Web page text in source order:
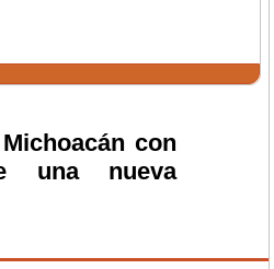
con
una nueva